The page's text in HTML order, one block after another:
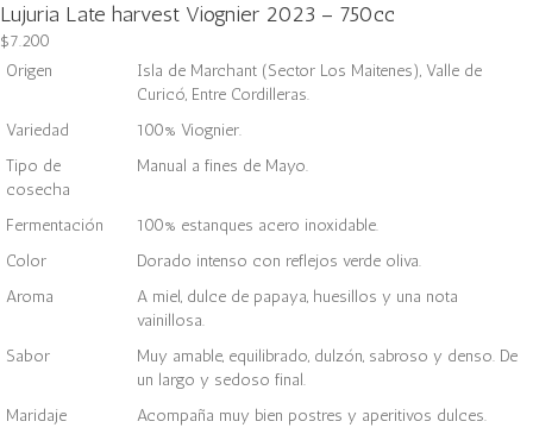
Lujuria Late harvest Viognier 2023 – 750cc
$7.200
Origen
Isla de Marchant (Sector Los Maitenes), Valle de
Curicó, Entre Cordilleras.
Variedad
100% Viognier.
Tipo de
cosecha
Manual a fines de Mayo.
Fermentación
100% estanques acero inoxidable.
Color
Dorado intenso con reflejos verde oliva.
Aroma
A miel, dulce de papaya, huesillos y una nota
vainillosa.
Sabor
Muy amable, equilibrado, dulzón, sabroso y denso. De
un largo y sedoso final.
Maridaje
Acompaña muy bien postres y aperitivos dulces.